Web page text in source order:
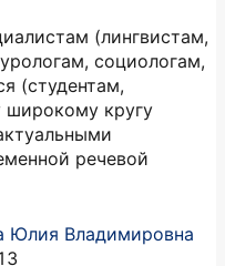
(лингвистам,
социологам,
(студентам,
широкому кругу
речевой
Юлия Владимировна